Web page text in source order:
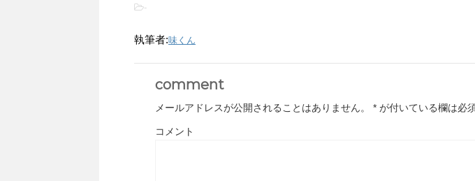
-
執筆者:味くん
comment
メールアドレスが公開されることはありません。 * が付いている欄は必
コメント